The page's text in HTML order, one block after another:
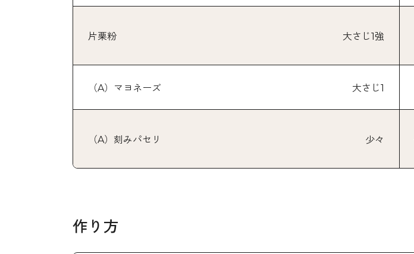
片栗粉 大さじ1強
（A）マヨネーズ 大さじ1
（A）刻みパセリ 少々
作り方